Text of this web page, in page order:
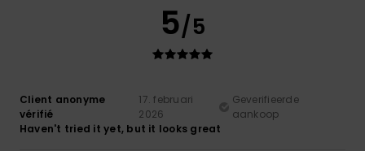
5/5
Client anonyme
vérifié
17. februari
2026
Geverifieerde
aankoop
Haven't tried it yet, but it looks great